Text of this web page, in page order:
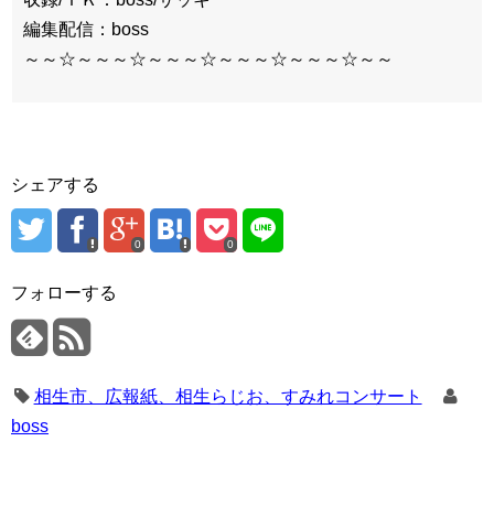
編集配信：boss
～～☆～～～☆～～～☆～～～☆～～～☆～～
シェアする
0 0
フォローする
相生市、広報紙、相生らじお、すみれコンサート
boss